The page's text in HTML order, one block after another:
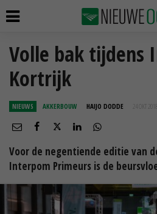
Volle bak tijdens
Kortrijk
NIEUWS AKKERBOUW HAIJO DODDE 24 OKT
Voor de negentiende editie van
Interpom Primeurs is de